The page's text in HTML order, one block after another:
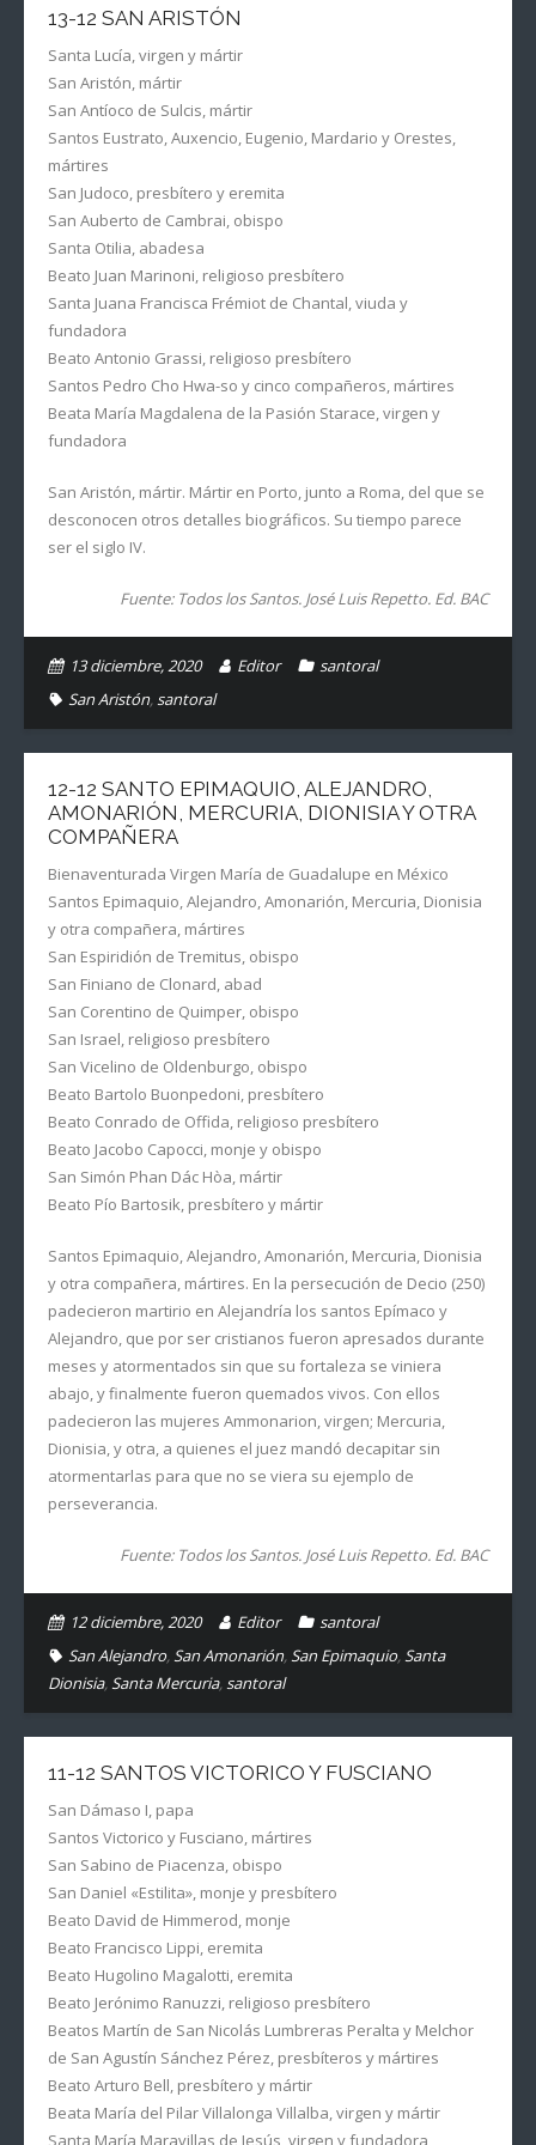
13-12 SAN ARISTÓN
Santa Lucía, virgen y mártir
San Aristón, mártir
San Antíoco de Sulcis, mártir
Santos Eustrato, Auxencio, Eugenio, Mardario y Orestes,
mártires
San Judoco, presbítero y eremita
San Auberto de Cambrai, obispo
Santa Otilia, abadesa
Beato Juan Marinoni, religioso presbítero
Santa Juana Francisca Frémiot de Chantal, viuda y
fundadora
Beato Antonio Grassi, religioso presbítero
Santos Pedro Cho Hwa-so y cinco compañeros, mártires
Beata María Magdalena de la Pasión Starace, virgen y
fundadora
San Aristón, mártir. Mártir en Porto, junto a Roma, del que se
desconocen otros detalles biográficos. Su tiempo parece
ser el siglo IV.
Fuente: Todos los Santos. José Luis Repetto. Ed. BAC
13 diciembre, 2020 Editor
santoral
San Aristón,santoral
12-12 SANTO EPIMAQUIO, ALEJANDRO,
AMONARIÓN, MERCURIA, DIONISIA Y OTRA
COMPAÑERA
Bienaventurada Virgen María de Guadalupe en México
Santos Epimaquio, Alejandro, Amonarión, Mercuria, Dionisia
y otra compañera, mártires
San Espiridión de Tremitus, obispo
San Finiano de Clonard, abad
San Corentino de Quimper, obispo
San Israel, religioso presbítero
San Vicelino de Oldenburgo, obispo
Beato Bartolo Buonpedoni, presbítero
Beato Conrado de Offida, religioso presbítero
Beato Jacobo Capocci, monje y obispo
San Simón Phan Dác Hòa, mártir
Beato Pío Bartosik, presbítero y mártir
Santos Epimaquio, Alejandro, Amonarión, Mercuria, Dionisia
y otra compañera, mártires. En la persecución de Decio (250)
padecieron martirio en Alejandría los santos Epímaco y
Alejandro, que por ser cristianos fueron apresados durante
meses y atormentados sin que su fortaleza se viniera
abajo, y finalmente fueron quemados vivos. Con ellos
padecieron las mujeres Ammonarion, virgen; Mercuria,
Dionisia, y otra, a quienes el juez mandó decapitar sin
atormentarlas para que no se viera su ejemplo de
perseverancia.
Fuente: Todos los Santos. José Luis Repetto. Ed. BAC
12 diciembre, 2020 Editor
santoral
San Alejandro,San Amonarión,San Epimaquio,Santa
Dionisia,Santa Mercuria,santoral
11-12 SANTOS VICTORICO Y FUSCIANO
San Dámaso I, papa
Santos Victorico y Fusciano, mártires
San Sabino de Piacenza, obispo
San Daniel «Estilita», monje y presbítero
Beato David de Himmerod, monje
Beato Francisco Lippi, eremita
Beato Hugolino Magalotti, eremita
Beato Jerónimo Ranuzzi, religioso presbítero
Beatos Martín de San Nicolás Lumbreras Peralta y Melchor
de San Agustín Sánchez Pérez, presbíteros y mártires
Beato Arturo Bell, presbítero y mártir
Beata María del Pilar Villalonga Villalba, virgen y mártir
Santa María Maravillas de Jesús, virgen y fundadora